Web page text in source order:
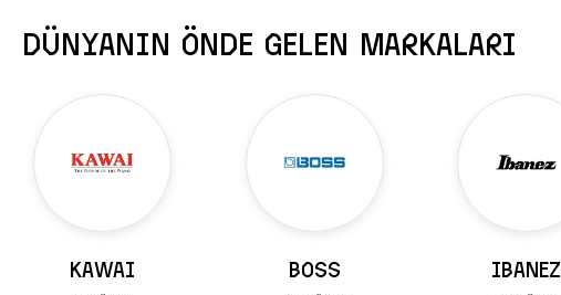
DÜNYANIN ÖNDE GELEN MARKALARI
KAWAI BOSS IBANEZ